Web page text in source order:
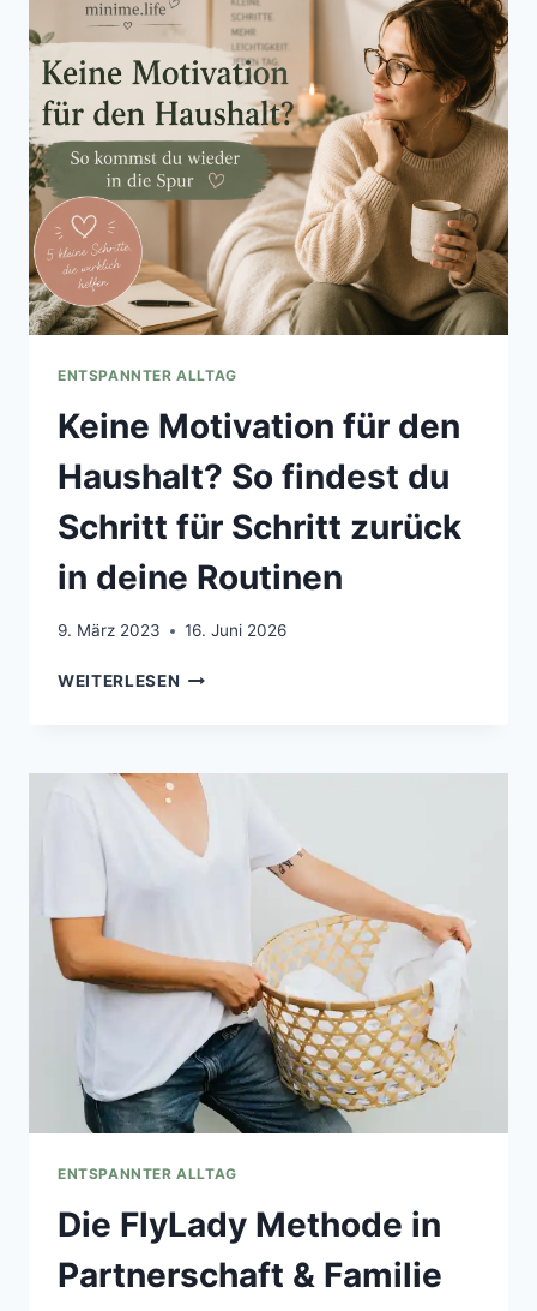
–
FUNKTIONIERT
DAS?
ENTSPANNTER ALLTAG
Keine Motivation für den
Haushalt? So findest du
Schritt für Schritt zurück
in deine Routinen
9. März 2023 16. Juni 2026
WEITERLESEN KEINE
HAUSHALT?
DU
SCHRITT
ZURÜCK
IN
DEINE
ROUTINEN
ENTSPANNTER ALLTAG
Die FlyLady Methode in
Partnerschaft & Familie